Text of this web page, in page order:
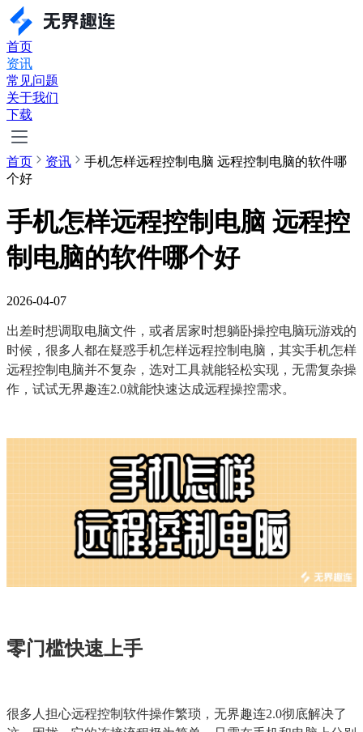
首页
资讯
常见问题
关于我们
下载
首页 资讯
手机怎样远程控制电脑 远程控制电脑的软件哪
个好
手机怎样远程控制电脑 远程控
制电脑的软件哪个好
2026-04-07
出差时想调取电脑文件，或者居家时想躺卧操控电脑玩游戏的
时候，很多人都在疑惑手机怎样远程控制电脑，其实手机怎样
远程控制电脑并不复杂，选对工具就能轻松实现，无需复杂操
作，试试无界趣连2.0就能快速达成远程操控需求。
零门槛快速上手
很多人担心远程控制软件操作繁琐，无界趣连2.0彻底解决了